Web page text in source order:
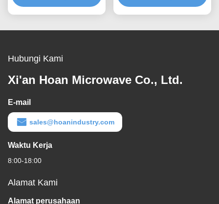
untuk Perlengkapan Luar
Penguliran Presisi
Hubungi Kami
Xi'an Hoan Microwave Co., Ltd.
E-mail
sales@hoanindustry.com
Waktu Kerja
8:00-18:00
Alamat Kami
Alamat perusahaan